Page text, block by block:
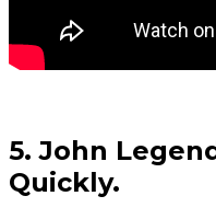
5. John
Quickly.